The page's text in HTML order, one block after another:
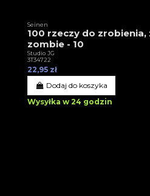
Seinen
100 rzeczy do
zombie - 10
Studio JG
3T34722
22,95 zł
Dodaj do koszyka
Wysyłka w 24 godzin